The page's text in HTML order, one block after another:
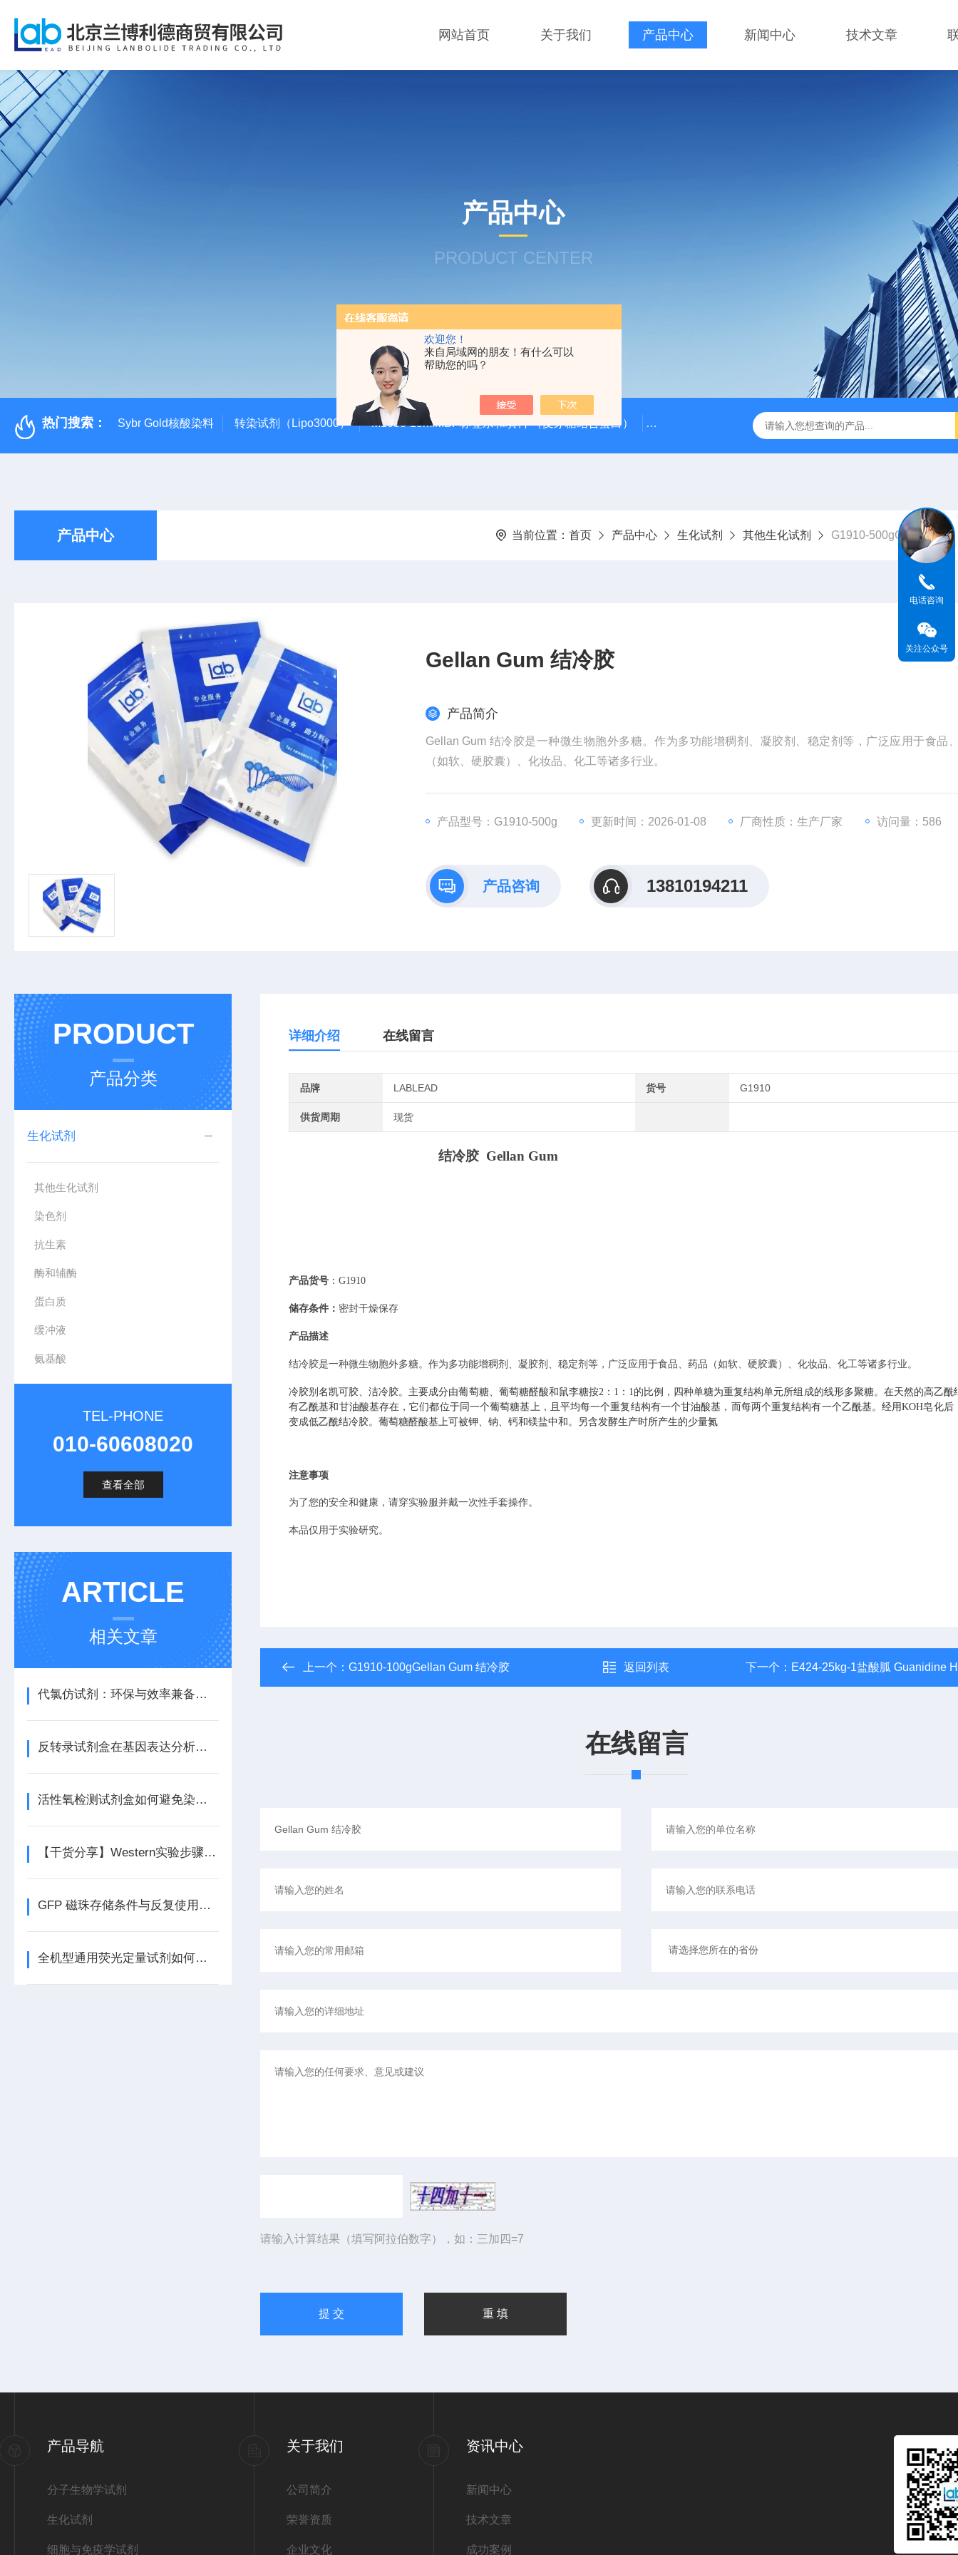
欢迎您！
来自局域网的朋友！有什么可以
帮助您的吗？
网站首页 关于我们 产品中心 新闻中心 技术文章
产品中心
PRODUCT CENTER
热门搜索： Sybr Gold核酸染料 转染试剂（Lipo3000） M1050-10mlMBP标签亲和填料 （麦芽糖结合蛋白） 500bp DNA Marker DNA Assembly Mix Plus无缝克隆
产品中心 当前位置： 首页 产品中心 生化试剂 其他生化试剂 G1910-500gGellan Gum
Gellan Gum 结冷胶
产品简介
Gellan Gum 结冷胶是一种微生物胞外多糖。作为多功能增稠剂、凝胶剂、稳定剂等，广泛应用于食品
（如软、硬胶囊）、化妆品、化工等诸多行业。
产品型号：G1910-500g 更新时间：2026-01-08 厂商性质：生产厂家 访问量：586
产品咨询 13810194211
PRODUCT
产品分类
生化试剂
其他生化试剂
染色剂
抗生素
酶和辅酶
蛋白质
缓冲液
氨基酸
TEL-PHONE
010-60608020
查看全部
ARTICLE
相关文章
代氯仿试剂：环保与效率兼备的理想选择
反转录试剂盒在基因表达分析中的应用
活性氧检测试剂盒如何避免染料氧化与光漂白？
【干货分享】Western实验步骤及产品选择
GFP 磁珠存储条件与反复使用次数对性能的影响
全机型通用荧光定量试剂如何帮您节省成本和空间
详细介绍 在线留言
品牌 LABLEAD 货号 G1910
供货周期 现货
结冷胶 Gellan Gum
产品货号 ： G1910
储存条件： 密封干燥保存
产品描述
结冷胶是一种微生物胞外多糖。作为多功能增稠剂、凝胶剂、稳定剂等，广泛应用于食品、药品（如软、硬胶囊）、化妆品、化工等诸多行业。
冷胶别名凯可胶、洁冷胶。主要成分由葡萄糖、葡萄糖醛酸和鼠李糖按2：1：1的比例，四种单糖为重复结构单元所组成的线形多聚糖。在天然的高乙酰
有乙酰基和甘油酸基存在，它们都位于同一个葡萄糖基上，且平均每一个重复结构有一个甘油酸基，而每两个重复结构有一个乙酰基。经用KOH皂化后
变成低乙酰结冷胶。葡萄糖醛酸基上可被钾、钠、钙和镁盐中和。另含发酵生产时所产生的少量氮
注意事项
为了您的安全和健康，请穿实验服并戴一次性手套操作。
本品仅用于实验研究。
上一个： G1910-100gGellan Gum 结冷胶 返回列表 下一个： E424-25kg-1盐酸胍 Guanidine
在线留言
请输入计算结果（填写阿拉伯数字），如：三加四=7
产品导航
分子生物学试剂
生化试剂
细胞与免疫学试剂
关于我们
公司简介
荣誉资质
企业文化
资讯中心
新闻中心
技术文章
成功案例
电话咨询
关注公众号